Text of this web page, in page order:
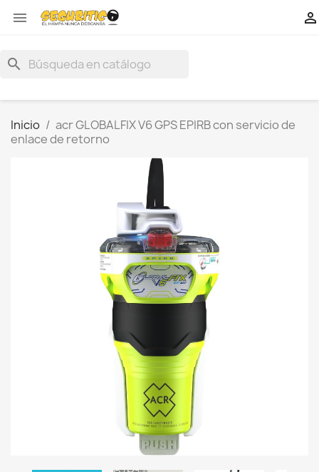
 
search
Inicio
acr GLOBALFIX V6 GPS EPIRB con servicio de
enlace de retorno